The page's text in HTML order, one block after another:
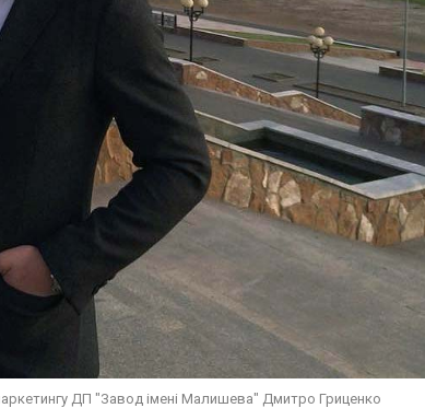
ДП "Завод імені Малишева" Дмитро Гриценко